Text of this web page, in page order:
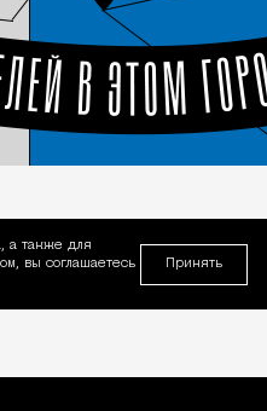
а также для
вы соглашаетесь
Принять